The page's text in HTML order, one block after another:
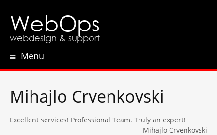
WebOps
webdesign & support
Menu
Mihajlo Crvenkovski
Excellent services! Professional Team. Truly an expert!
Mihajlo Crvenkovski